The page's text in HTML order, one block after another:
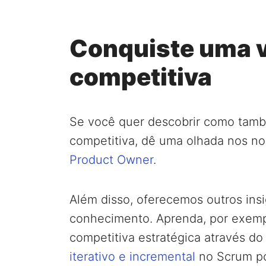
Conquiste uma
competitiva
Se você quer descobrir como
competitiva, dê uma olhada nos
Product Owner.
Além disso, oferecemos outros
conhecimento. Aprenda, por
competitiva estratégica através do
iterativo e incremental no Scrum